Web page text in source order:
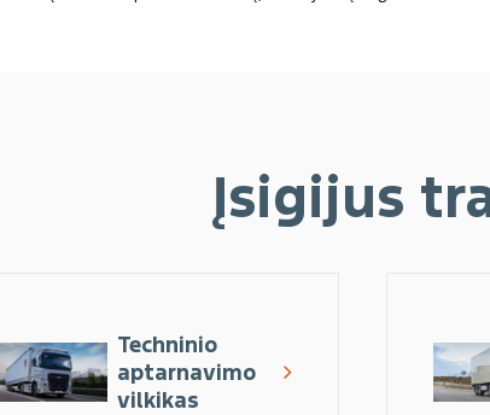
Įsigijus
Techninio
aptarnavimo
vilkikas